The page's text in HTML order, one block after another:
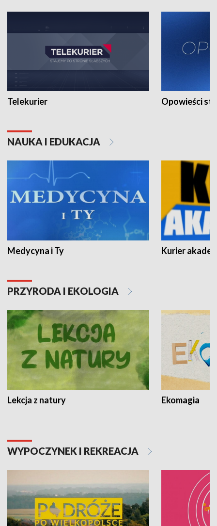
Telekurier Opowieści
NAUKA I EDUKACJA
Medycyna i Ty Kurier
PRZYRODA I EKOLOGIA
Lekcja z natury Ekomagia
WYPOCZYNEK I REKREACJA